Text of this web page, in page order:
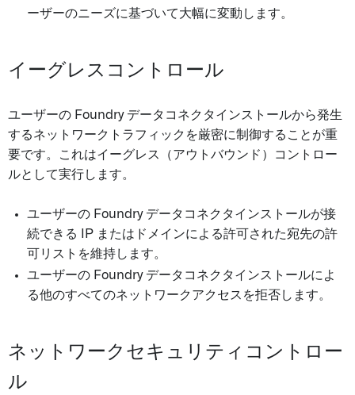
ーザーのニーズに基づいて大幅に変動します。
イーグレスコントロール
ユーザーの Foundry データコネクタインストールから発生
するネットワークトラフィックを厳密に制御することが重
要です。これはイーグレス（アウトバウンド）コントロー
ルとして実行します。
ユーザーの Foundry データコネクタインストールが接
続できる IP またはドメインによる許可された宛先の許
可リストを維持します。
ユーザーの Foundry データコネクタインストールによ
る他のすべてのネットワークアクセスを拒否します。
ネットワークセキュリティコントロー
ル